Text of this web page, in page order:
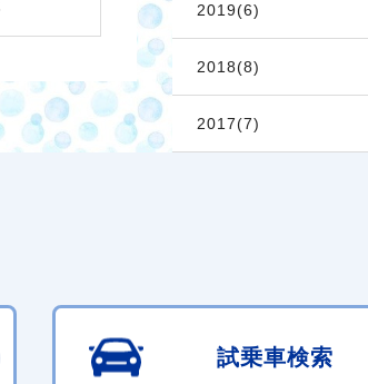
2019(6)
2018(8)
2017(7)
試乗車検索